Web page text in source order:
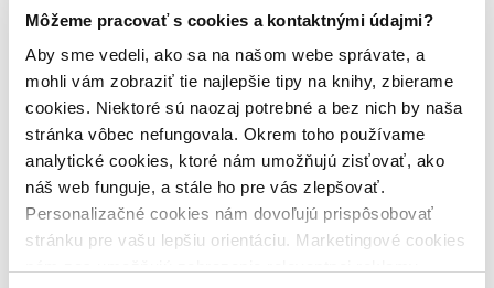
Môžeme pracovať s cookies a kontaktnými údajmi?
Aby sme vedeli, ako sa na našom webe správate, a
mohli vám zobraziť tie najlepšie tipy na knihy, zbierame
cookies. Niektoré sú naozaj potrebné a bez nich by naša
stránka vôbec nefungovala. Okrem toho používame
analytické cookies, ktoré nám umožňujú zisťovať, ako
náš web funguje, a stále ho pre vás zlepšovať.
Personalizačné cookies nám dovoľujú prispôsobovať
stránku pre vašu lepšiu orientáciu. Marketingové cookies
na centrálnom sklade (0 titulov)
na centrálnom sklade
predpredaj (0 titulov)
pripravujeme (0 titulov)pripravujeme
dostupná (bez vypredaných) (0 titulov)dostupná (bez
vypredaných)
Nové / čítané
nová (0 titulov)nová
čítaná (0 titulov)čítaná
čítaná - výborný stav (0 titulov)čítaná - výborný stav
čítaná - mierne opotrebovaná (0 titulov)
čítaná - mierne
opotrebovaná
čítané verzie vypredaných kníh (0 titulov)čítané verzie